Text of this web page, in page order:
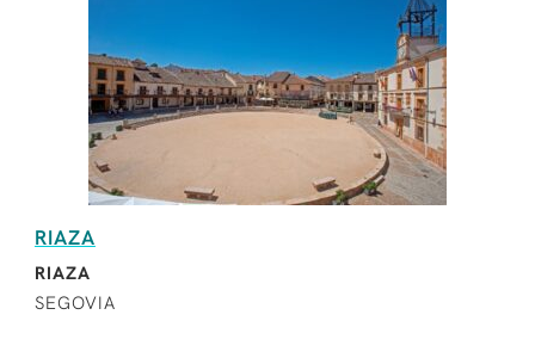
RIAZA
RIAZA
SEGOVIA